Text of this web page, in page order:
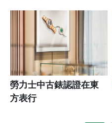
勞力士中古錶認證在東
方表行